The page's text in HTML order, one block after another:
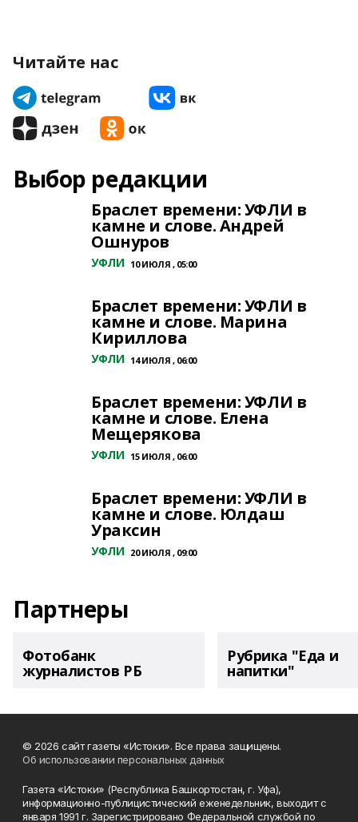
Читайте нас
Выбор редакции
Браслет времени: УФЛИ в
камне и слове. Андрей
Ошнуров
УФЛИ 10 ИЮЛЯ , 05:00
Браслет времени: УФЛИ в
камне и слове. Марина
Кириллова
УФЛИ 14 ИЮЛЯ , 06:00
Браслет времени: УФЛИ в
камне и слове. Елена
Мещерякова
УФЛИ 15 ИЮЛЯ , 06:00
Браслет времени: УФЛИ в
камне и слове. Юлдаш
Ураксин
УФЛИ 20 ИЮЛЯ , 09:00
Партнеры
Фотобанк
журналистов РБ
Рубрика "Еда и
напитки"
© 2026 сайт газеты «Истоки». Все права защищены.
Об использовании персональных данных
Газета «Истоки» (Республика Башкортостан, г. Уфа),
информационно-публицистический еженедельник, выходит с
января 1991 г. Зарегистрировано Федеральной службой по